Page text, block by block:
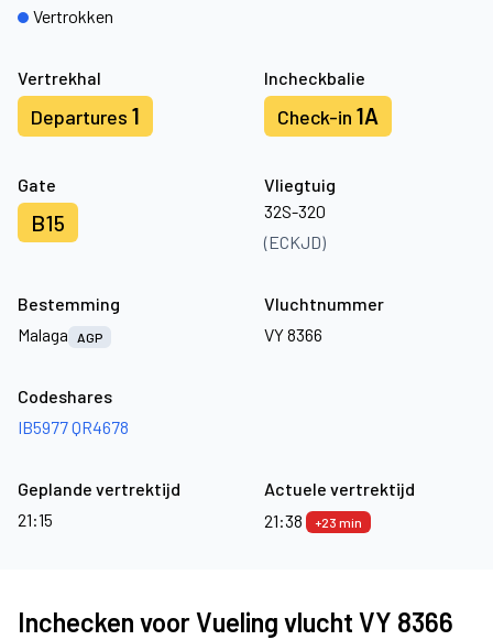
Vertrekhal
Departures 1
Incheckbalie
Check-in 1A
Gate
B15
Vliegtuig
32S-320
(ECKJD)
Vertrokken
Bestemming
Malaga
AGP
Vluchtnummer
VY 8366
Codeshares
IB5977QR4678
Geplande vertrektijd
21:15
Actuele vertrektijd
21:38
+23 min
Inchecken voor Vueling vlucht VY 8366